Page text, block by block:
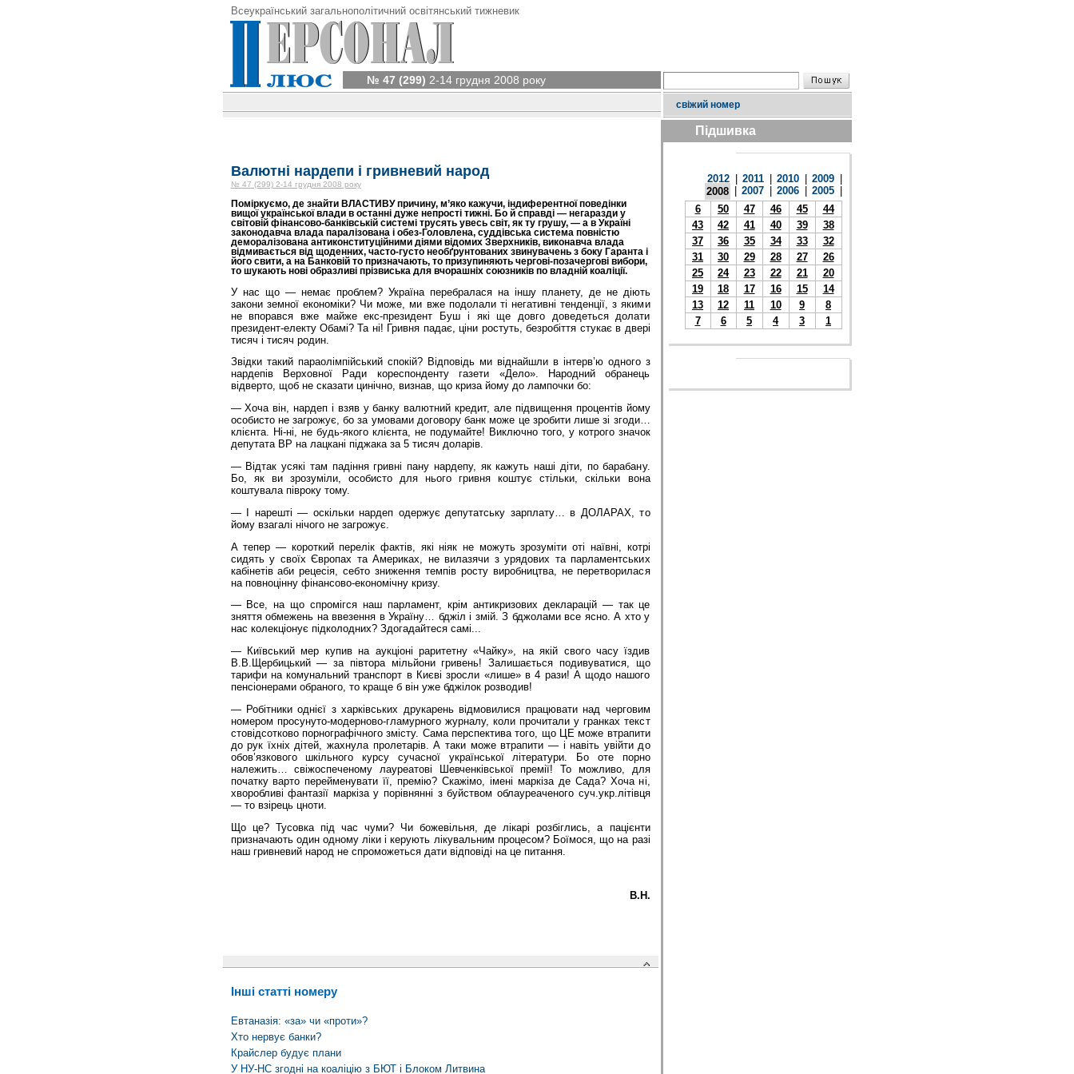
Всеукраїнський загальнополітичний освітянський тижневик
№ 47 (299) 2-14 грудня 2008 року
свіжий номер
Валютні нардепи і гривневий народ
№ 47 (299) 2-14 грудня 2008 року
Поміркуємо, де знайти ВЛАСТИВУ причину, м’яко кажучи, індиферентної поведінки
вищої української влади в останні дуже непрості тижні. Бо й справді — негаразди у
світовій фінансово-банківській системі трусять увесь світ, як ту грушу, — а в Україні
законодавча влада паралізована і обез-Головлена, суддівська система повністю
деморалізована антиконституційними діями відомих Зверхників, виконавча влада
відмивається від щоденних, часто-густо необґрунтованих звинувачень з боку Гаранта і
його свити, а на Банковій то призначають, то призупиняють чергові-позачергові вибори,
то шукають нові образливі прізвиська для вчорашніх союзників по владній коаліції.
У нас що — немає проблем? Україна перебралася на іншу планету, де не діють
закони земної економіки? Чи може, ми вже подолали ті негативні тенденції, з якими
не впорався вже майже екс-президент Буш і які ще довго доведеться долати
президент-електу Обамі? Та ні! Гривня падає, ціни ростуть, безробіття стукає в двері
тисяч і тисяч родин.
Звідки такий параолімпійський спокій? Від­повідь ми віднайшли в інтерв’ю одного з
нардепів Верховної Ради кореспонденту газети «Дело». Народний обранець
відверто, щоб не сказати цинічно, визнав, що криза йому до лампочки бо:
— Хоча він, нардеп і взяв у банку валютний кредит, але підвищення процентів йому
особисто не загрожує, бо за умовами договору банк може це зробити лише зі згоди…
клієнта. Ні-ні, не будь-якого клієнта, не подумайте! Виключно того, у котрого значок
депутата ВР на лацкані піджака за 5 тисяч доларів.
— Відтак усякі там падіння гривні пану нардепу, як кажуть наші діти, по барабану.
Бо, як ви зрозуміли, особисто для нього гривня коштує стільки, скільки вона
коштувала півроку тому.
— І нарешті — оскільки нардеп одержує депутатську зарплату… в ДОЛАРАХ, то
йому взагалі нічого не загрожує.
А тепер — короткий перелік фактів, які ніяк не можуть зрозуміти оті наївні, котрі
сидять у своїх Європах та Америках, не вилазячи з урядових та парламентських
кабінетів аби рецесія, себто зниження темпів росту виробництва, не перетворилася
на повноцінну фінансово-економічну кризу.
— Все, на що спромігся наш парламент, крім антикризових декларацій — так це
зняття обмежень на ввезення в Україну… бджіл і змій. З бджолами все ясно. А хто у
нас колекціонує підколодних? Здогадайтеся самі...
— Київський мер купив на аукціоні раритетну «Чайку», на якій свого часу їздив
В.В.Щербицький — за півтора мільйони гривень! Залишається подивуватися, що
тарифи на комунальний транспорт в Києві зросли «лише» в 4 рази! А щодо нашого
пенсіонерами обраного, то краще б він уже бджілок розводив!
— Робітники однієї з харківських друкарень відмовилися працювати над черговим
номером просунуто-модерново-гламурного журналу, коли прочитали у гранках текст
стовідсотково порнографічного змісту. Сама перспектива того, що ЦЕ може втрапити
до рук їхніх дітей, жахнула пролетарів. А таки може втрапити — і навіть увійти до
обов’язкового шкільного курсу сучасної української літератури. Бо оте порно
належить… свіжо­спеченому лауреатові Шевченківської премії! То можливо, для
початку варто перейменувати її, премію? Скажімо, імені маркіза де Сада? Хоча ні,
хворобливі фантазії маркіза у порівнянні з буйством облауреаченого суч.укр.літівця
— то взірець цноти.
Що це? Тусовка під час чуми? Чи божевільня, де лікарі розбіглись, а пацієнти
призначають один одному ліки і керують лікувальним процесом? Боїмося, що на разі
наш гривневий народ не спроможеться дати відповіді на це питання.
В.Н.
Інші статті номеру
Евтаназія: «за» чи «проти»?
Хто нервує банки?
Крайслер будує плани
У НУ-НС згодні на коаліцію з БЮТ і Блоком Литвина
Підшивка
2012 2011 2010 2009
2008
2007 2006 2005
6
50 47 46 45
44
43
42 41 40 39
38
37
36 35 34 33
32
31
30 29 28 27
26
25
24 23 22 21
20
19
18 17 16 15
14
13
12 11 10 9
8
7
6 5 4 3 1